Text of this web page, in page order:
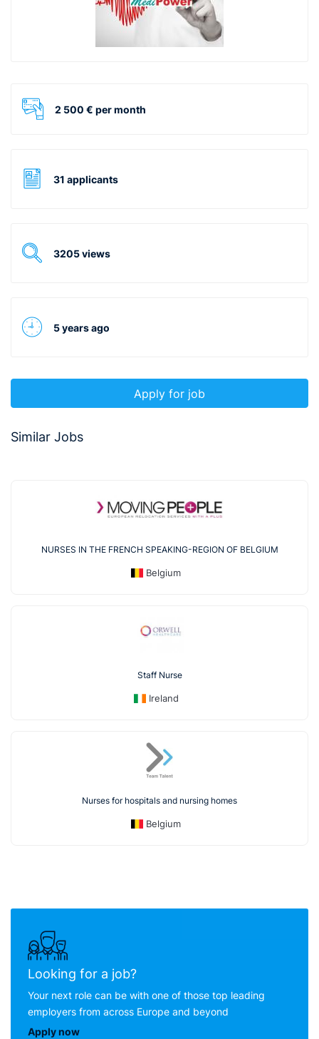
2 500 € per month
31 applicants
3205 views
5 years ago
Apply for job
Similar Jobs
NURSES IN THE FRENCH SPEAKING-REGION OF BELGIUM
Belgium
Staff Nurse
Ireland
Nurses for hospitals and nursing homes
Belgium
Looking for a job?
Your next role can be with one of those top leading
employers from across Europe and beyond
Apply now